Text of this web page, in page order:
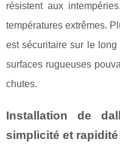
résistent aux
températures extrêmes.
est sécuritaire sur le
surfaces rugueuses
chutes.
Installation de
simplicité et rapidité